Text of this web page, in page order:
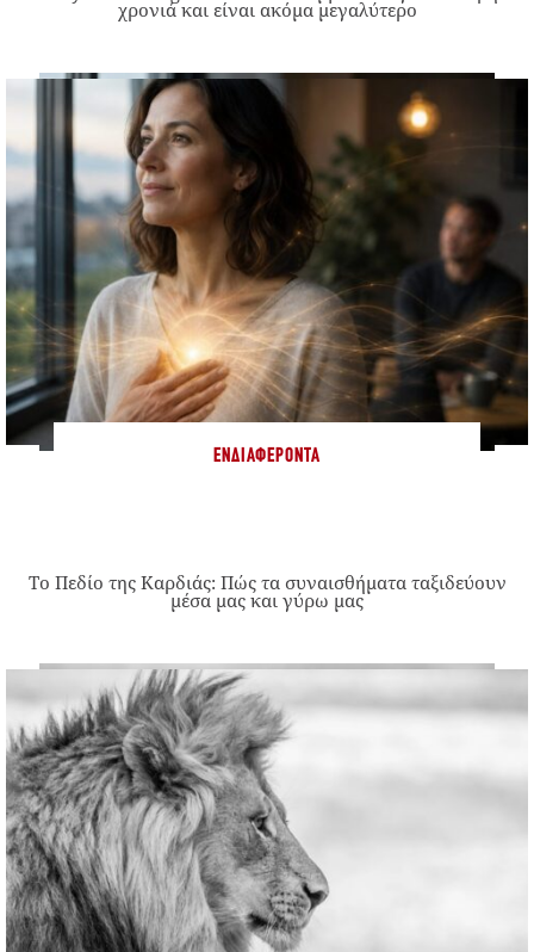
χρονιά και είναι ακόμα μεγαλύτερο
ΕΝΔΙΑΦΈΡΟΝΤΑ
Το Πεδίο της Καρδιάς: Πώς τα συναισθήματα ταξιδεύουν
μέσα μας και γύρω μας